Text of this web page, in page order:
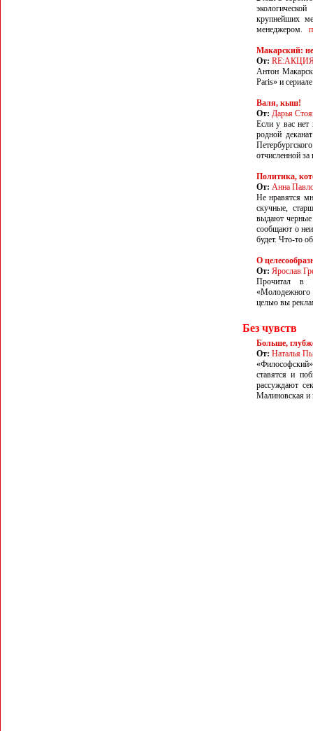
крупнейших
менеджером.
Макарский:
От:
Антон
Paris» и
Валя, кыш!
От: Дарья
Если у вас нет
родной
отчисленной
Политика,
От: Анна
Не нравятся
скучные,
выдают черные
сообщают о
будет. Что-то
О
От: Ярослав
Прочитал в
«Молодежного
целью вы
Без чувств
Больше,
От: Наталья
ставятся и
рассуждают
Малиновская и